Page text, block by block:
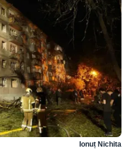
Ionuț Nichita